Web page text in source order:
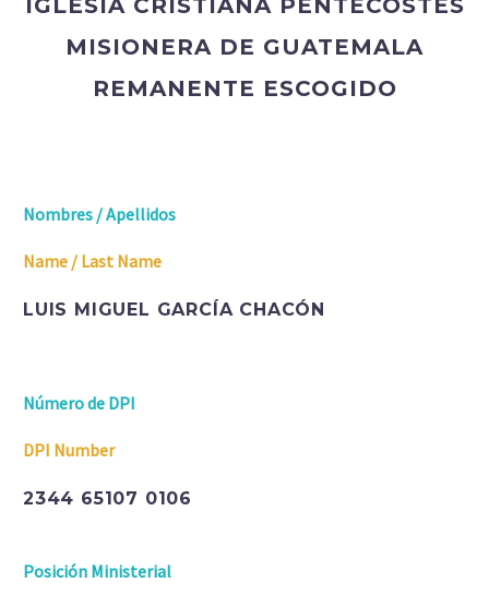
IGLESIA CRISTIANA PENTECOSTÉS
MISIONERA DE GUATEMALA
REMANENTE ESCOGIDO
Nombres / Apellidos
Name / Last Name
LUIS MIGUEL GARCÍA CHACÓN
Número de DPI
DPI Number
2344 65107 0106
Posición Ministerial